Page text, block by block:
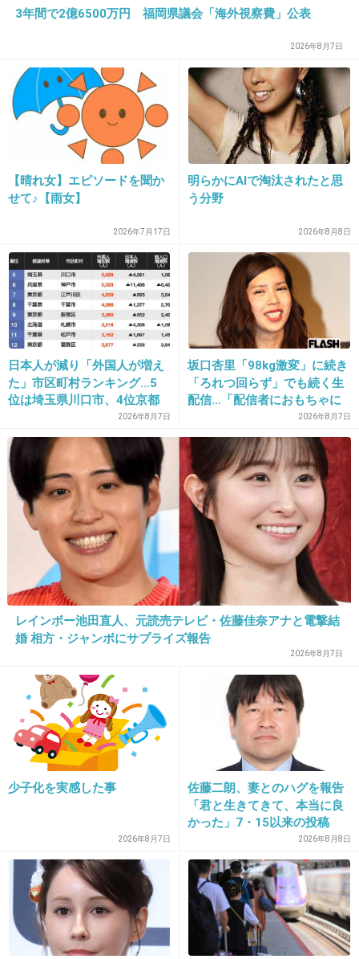
風の時代は好きなことを仕事にしようみたいな
感じだから私もそうしたいと思うようになった
けどなかなか難しいんじゃ？とやっぱり思って
しまうよ
4件の返信
+157
25. 匿名2025/05/02(金) 22:55:44
前回の風の時代は鎌倉幕府が始まったころ
2件の返信
+89 -0
26. 匿名2025/05/02(金) 22:55:45
人生、嫌なことばっかり。
やることなすこと裏目に出ているような気がす
る。
風の時代にシフトしたことで私にも良いことが
起きないかな…。
3件の返信
-2
27. 匿名 2025/05/02(金) 22:57:41
13件の返信
+104 -2
28. 匿名2025/05/02(金) 22:58:15
今話題の芸能人の不倫トピは時期的にもろ火星
冥王星180°の影響受けてそう
3年間で2億6500万円 福岡県議会「海外視察費」公表
2026年8月7日
【晴れ女】エピソードを聞か
せて♪【雨女】
2026年7月17日
明らかにAIで淘汰されたと思
う分野
2026年8月8日
日本人が減り「外国人が増え
た」市区町村ランキング…5
位は埼玉県川口市、4位京都
市、ではトップ3は？2026年8月7日
坂口杏里「98kg激変」に続き
「ろれつ回らず」でも続く生
配信…「配信者におもちゃに
されてる」知人は懸念表明
2026年8月7日
レインボー池田直人、元読売テレビ・佐藤佳奈アナと電撃結
婚 相方・ジャンボにサプライズ報告
2026年8月7日
少子化を実感した事
2026年8月7日
佐藤二朗、妻とのハグを報告
「君と生きてきて、本当に良
かった」7・15以来の投稿
「文〇砲より遥かに威力は弱
いが…」
2026年8月8日